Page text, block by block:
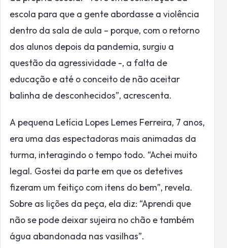
escola para que a gente abordasse a violência
dentro da sala de aula – porque, com o retorno
dos alunos depois da pandemia, surgiu a
questão da agressividade -, a falta de
educação e até o conceito de não aceitar
balinha de desconhecidos”, acrescenta.
A pequena Letícia Lopes Lemes Ferreira, 7 anos,
era uma das espectadoras mais animadas da
turma, interagindo o tempo todo. “Achei muito
legal. Gostei da parte em que os detetives
fizeram um feitiço com itens do bem”, revela.
Sobre as lições da peça, ela diz: “Aprendi que
não se pode deixar sujeira no chão e também
água abandonada nas vasilhas”.